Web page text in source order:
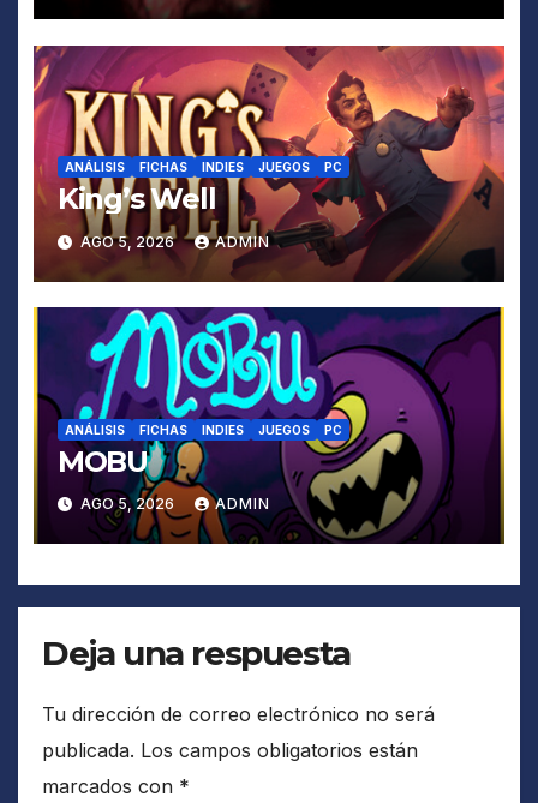
ANÁLISIS FICHAS INDIES JUEGOS PC
King’s Well
AGO 5, 2026 ADMIN
ANÁLISIS FICHAS INDIES JUEGOS PC
MOBU
AGO 5, 2026 ADMIN
Deja una respuesta
Tu dirección de correo electrónico no será
publicada. Los campos obligatorios están
marcados con *